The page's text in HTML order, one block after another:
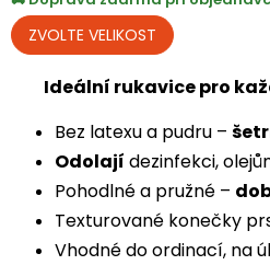
Ideální rukavice pro
Bez latexu a pudru –
Odolají dezinfekci,
Pohodlné a pružné –
Texturované konečky
Vhodné do ordinací, na